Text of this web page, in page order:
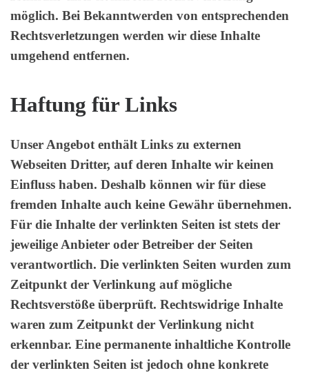
möglich. Bei Bekanntwerden von entsprechenden
Rechtsverletzungen werden wir diese Inhalte
umgehend entfernen.
Haftung für Links
Unser Angebot enthält Links zu externen
Webseiten Dritter, auf deren Inhalte wir keinen
Einfluss haben. Deshalb können wir für diese
fremden Inhalte auch keine Gewähr übernehmen.
Für die Inhalte der verlinkten Seiten ist stets der
jeweilige Anbieter oder Betreiber der Seiten
verantwortlich. Die verlinkten Seiten wurden zum
Zeitpunkt der Verlinkung auf mögliche
Rechtsverstöße überprüft. Rechtswidrige Inhalte
waren zum Zeitpunkt der Verlinkung nicht
erkennbar. Eine permanente inhaltliche Kontrolle
der verlinkten Seiten ist jedoch ohne konkrete